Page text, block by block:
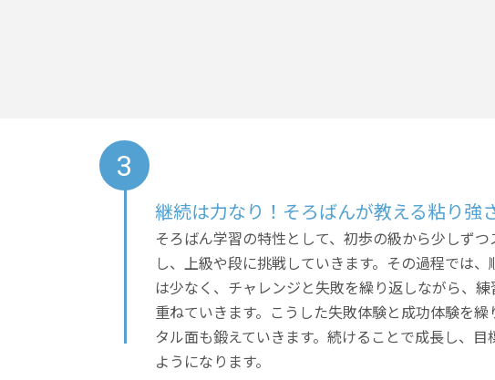
継続は力なり！そろばんが教える粘り強さ
そろばん学習の特性として、初歩の級から少しず
し、上級や段に挑戦していきます。その過程では、
は少なく、チャレンジと失敗を繰り返しながら、
重ねていきます。こうした失敗体験と成功体験を繰
タル面も鍛えていきます。続けることで成長し、目
ようになります。